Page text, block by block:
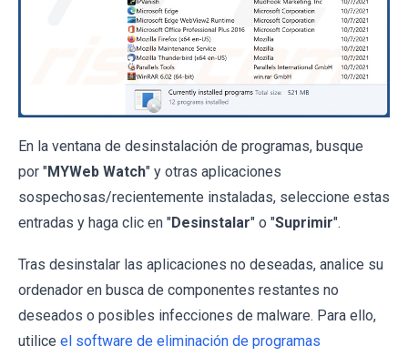
En la ventana de desinstalación de programas, busque
por "MYWeb Watch" y otras aplicaciones
sospechosas/recientemente instaladas, seleccione estas
entradas y haga clic en "Desinstalar" o "Suprimir".
Tras desinstalar las aplicaciones no deseadas, analice su
ordenador en busca de componentes restantes no
deseados o posibles infecciones de malware. Para ello,
utilice el software de eliminación de programas